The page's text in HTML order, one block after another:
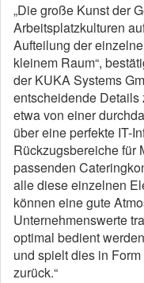
„Die große Kunst der
Arbeitsplatzkulturen
Aufteilung der
kleinem Raum“,
der KUKA Systems
entscheidende
etwa von einer
über eine perfekte IT-
Rückzugsbereiche für
passenden
alle diese einzelnen
können eine gute
Unternehmenswerte
optimal bedient
und spielt dies in
zurück.“